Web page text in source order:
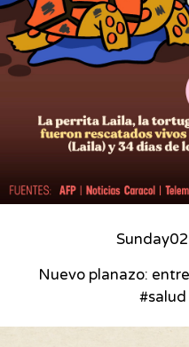
Sunday02
Nuevo planazo: